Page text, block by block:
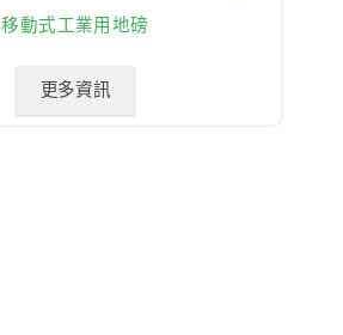
移動式工業用地磅
更多資訊